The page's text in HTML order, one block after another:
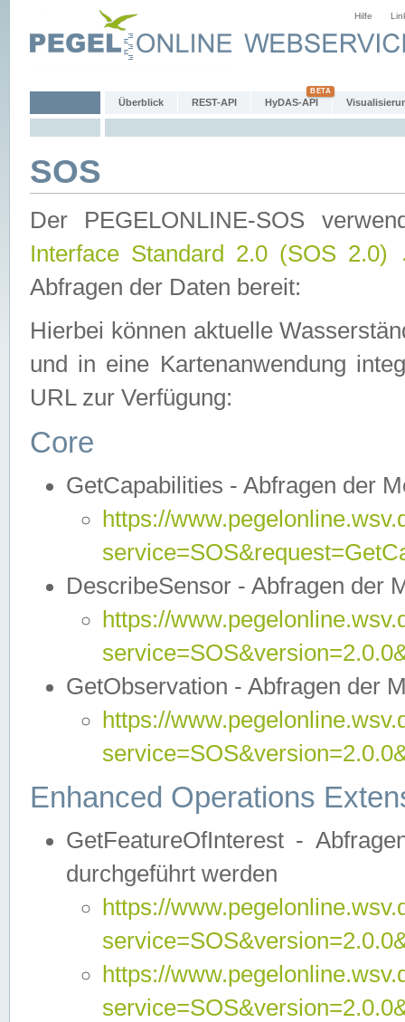
Hilfe
Überblick REST-API HyDAS-API
SOS
Der PEGELONLINE-SOS
Interface Standard 2.0 (SOS 2.0)
Abfragen der Daten bereit:
Hierbei können aktuelle
und in eine Kartenanwendung
URL zur Verfügung:
Core
GetCapabilities - Abfragen der
https://
DescribeSensor - Abfragen der
https://
GetObservation - Abfragen der
https://
Enhanced Operations
GetFeatureOfInterest -
durchgeführt werden
https://
https://